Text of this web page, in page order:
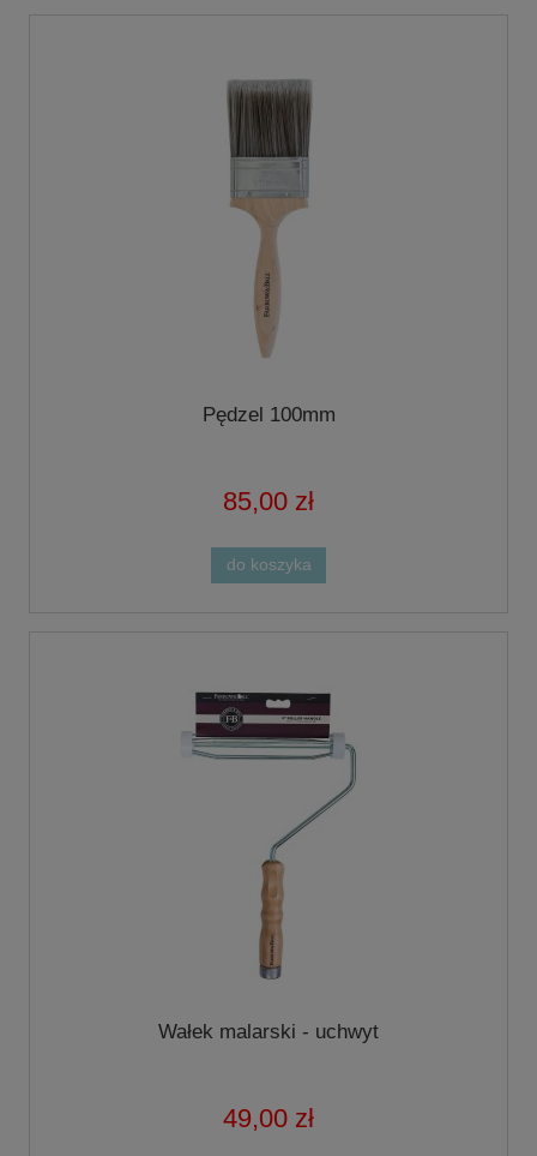
Pędzel 100mm
85,00 zł
do koszyka
Wałek malarski - uchwyt
49,00 zł